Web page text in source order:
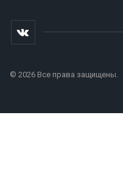
© 2026 Все права защищены.